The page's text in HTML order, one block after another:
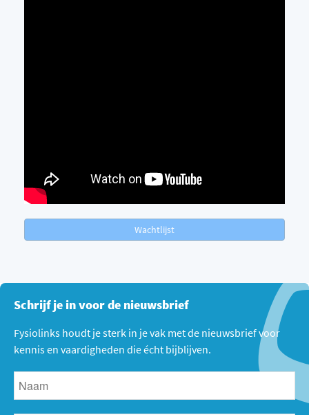
Wachtlijst
Schrijf je in voor de nieuwsbrief
Fysiolinks houdt je sterk in je vak met de nieuwsbrief voor
kennis en vaardigheden die écht bijblijven.